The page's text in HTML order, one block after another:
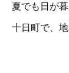
夏でも日が
十日町で、